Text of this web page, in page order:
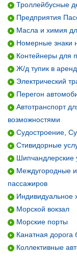
Троллейбусные
Предприятия
Масла и химия
Номерные знаки
Контейнеры для
Ж/д тупик в
Электрический
Перегон
Автотранспорт
возможностями
Судостроение,
Стивидорные
Шипчандлерские
Междугородные
пассажиров
Индивидуальное
Морской вокзал
Морские порты
Канатная дорога
Коллективные